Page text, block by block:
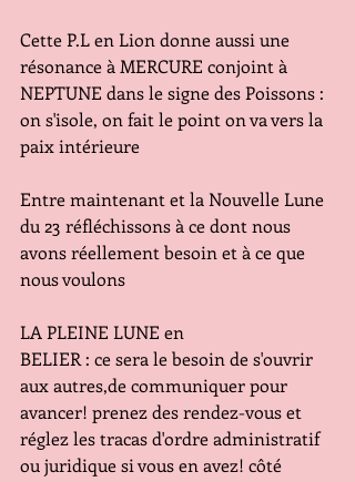
Cette P.L en Lion donne aussi une
résonance à MERCURE conjoint à
NEPTUNE dans le signe des Poissons :
on s'isole, on fait le point on va vers la
paix intérieure
Entre maintenant et la Nouvelle Lune
du 23 réfléchissons à ce dont nous
avons réellement besoin et à ce que
nous voulons
LA PLEINE LUNE en
BELIER : ce sera le besoin de s'ouvrir
aux autres,de communiquer pour
avancer! prenez des rendez-vous et
réglez les tracas d'ordre administratif
ou juridique si vous en avez! côté